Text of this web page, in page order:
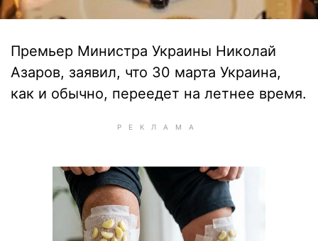
Премьер Министра Украины Николай
Азаров, заявил, что 30 марта Украина,
как и обычно, переедет на летнее время.